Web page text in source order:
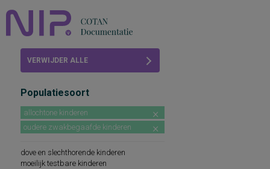
Abonneren
VERWIJDER ALLE
Populatiesoort
allochtone kinderen
oudere zwakbegaafde kinderen
dove en slechthorende kinderen
moeilijk testbare kinderen